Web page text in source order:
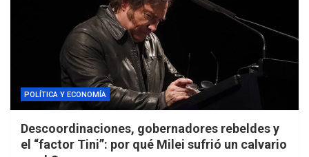
POLÍTICA Y ECONOMÍA
Descoordinaciones, gobernadores rebeldes y
el “factor Tini”: por qué Milei sufrió un calvario